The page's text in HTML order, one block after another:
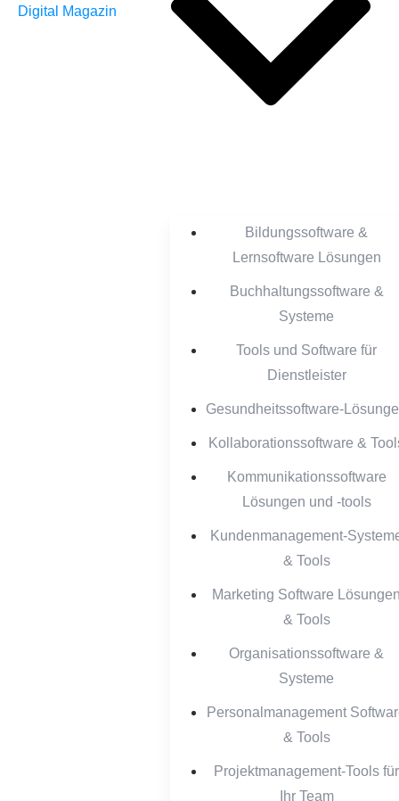
Bildungssoftware &
Lernsoftware Lösungen
Buchhaltungssoftware &
Systeme
Tools und Software für
Dienstleister
Gesundheitssoftware-
Kollaborationssoftware &
Kommunikationssoftware
Lösungen und -tools
Kundenmanagement-
& Tools
Marketing Software
& Tools
Organisationssoftware &
Systeme
Personalmanagement
& Tools
Projektmanagement-Tools für
Ihr Team